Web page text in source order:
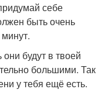
себе
быть очень
будут в твоей
большими. Так
у тебя ещё есть.